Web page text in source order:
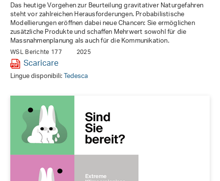
Das heutige Vorgehen zur Beurteilung gravitativer Naturgefahren
steht vor zahlreichen Herausforderungen. Probabilistische
Modellierungen eröffnen dabei neue Chancen: Sie ermöglichen
zusätzliche Produkte und schaffen Mehrwert sowohl für die
Massnahmenplanung als auch für die Kommunikation.
WSL Berichte 177 2025
Scaricare
Lingue disponibili:Tedesca